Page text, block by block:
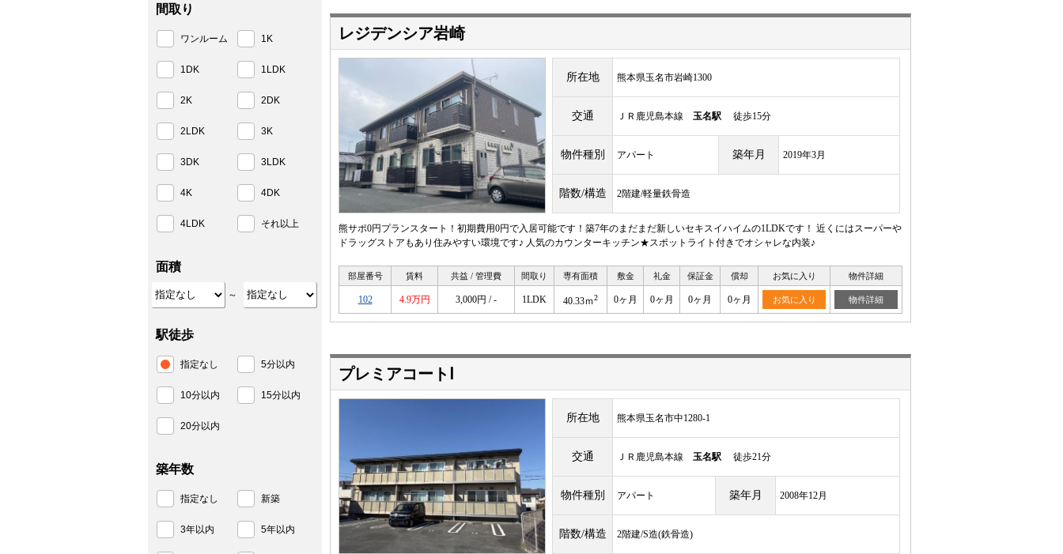
レジデンシア岩崎
所在地 熊本県玉名市岩崎1300
交通 ＪＲ鹿児島本線 玉名駅 徒歩15分
物件種別 アパート 築年月 2019年3月
階数/構造 2階建/軽量鉄骨造
熊サポ0円プランスタート！初期費用0円で入居可能です！築7年のまだまだ新しいセキスイハイムの1LDKです！ 近くにはスーパーや
ドラッグストアもあり住みやすい環境です♪ 人気のカウンターキッチン★スポットライト付きでオシャレな内装♪
部屋番号 賃料 共益 / 管理費 間取り 専有面積 敷金 礼金 保証金 償却 お気に入り 物件詳細
102 4.9万円 3,000円 / - 1LDK 40.33ｍ2 0ヶ月 0ヶ月 0ヶ月 0ヶ月 お気に入り 物件詳細
プレミアコートⅠ
所在地 熊本県玉名市中1280-1
交通 ＪＲ鹿児島本線 玉名駅 徒歩21分
物件種別 アパート 築年月 2008年12月
階数/構造 2階建/S造(鉄骨造)
間取り
ワンルーム 1K
1DK 1LDK
2K 2DK
2LDK 3K
3DK 3LDK
4K 4DK
4LDK それ以上
面積
～
駅徒歩
指定なし 5分以内
10分以内 15分以内
20分以内
築年数
指定なし 新築
3年以内 5年以内